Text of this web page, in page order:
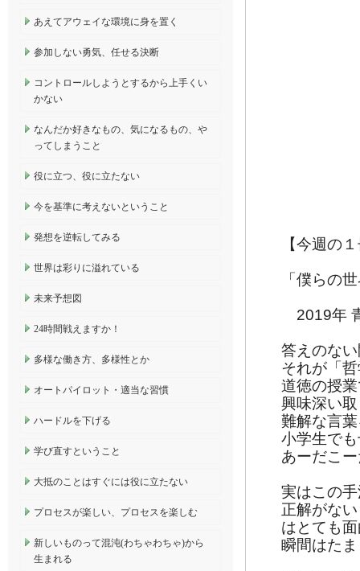
【今週の
「僕らの
2019年
答えのな
それが「
道徳の授
興味深い
難解な言
小学生で
あーだこ
実はこの
正解がな
はとても
瞬間はた
あえてアウェイな環境に身を置く
参加しない勇気、任せる決断
コントロールしようとするから上手くい
かない
なんだか好きなもの、気になるもの、や
ってしまうこと
役に立つ、役に立たない
今を基準に考えないということ
発想を逆転してみる
世界は彩りに溢れている
未来予想図
24時間戦えますか！
多様な働き方、多様性とか
オートパイロット・適当な習慣
ハードルを下げる
学び直すということ
大抵のことはすぐには役に立たない
プロセスが楽しい、プロセスを楽しむ
新しいものって混沌(わちゃわちゃ)から
生まれる